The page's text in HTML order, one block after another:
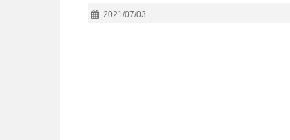
2021/07/03